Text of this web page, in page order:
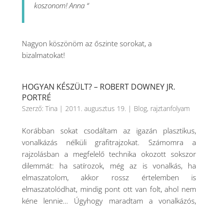
koszonom! Anna “
Nagyon köszönöm az őszinte sorokat, a
bizalmatokat!
HOGYAN KÉSZÜLT? – ROBERT DOWNEY JR.
PORTRÉ
Szerző: Tina| 2011. augusztus 19. | Blog, rajztanfolyam
Korábban sokat csodáltam az igazán plasztikus,
vonalkázás nélküli grafitrajzokat. Számomra a
rajzolásban a megfelelő technika okozott sokszor
dilemmát: ha satírozok, még az is vonalkás, ha
elmaszatolom, akkor rossz értelemben is
elmaszatolódhat, mindig pont ott van folt, ahol nem
kéne lennie… Úgyhogy maradtam a vonalkázós,